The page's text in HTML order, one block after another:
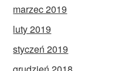
marzec 2019
luty 2019
styczeń 2019